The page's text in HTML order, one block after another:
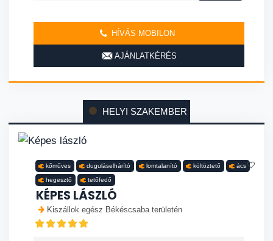
HÍVÁS MOBILON
AJÁNLATKÉRÉS
HELYI SZAKEMBER
kőműves duguláselhárító lomtalanító költöztető ács
hegesztő tetőfedő
KÉPES LÁSZLÓ
Kiszállok egész Békéscsaba területén